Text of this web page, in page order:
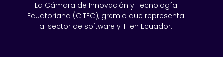
La Cámara de Innovación y Tecnología
Ecuatoriana (CITEC), gremio que representa
al sector de software y TI en Ecuador.